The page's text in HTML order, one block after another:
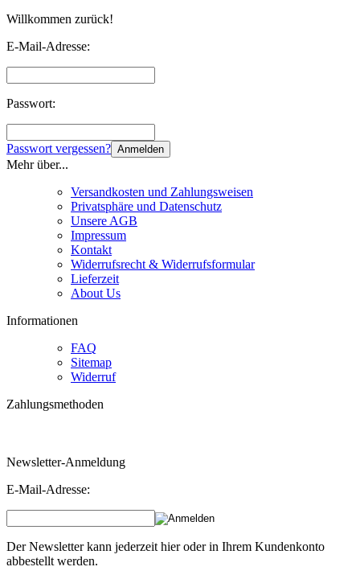
Willkommen zurück!
E-Mail-Adresse:
Passwort:
Passwort vergessen? Anmelden
Mehr über...
Versandkosten und Zahlungsweisen
Privatsphäre und Datenschutz
Unsere AGB
Impressum
Kontakt
Widerrufsrecht & Widerrufsformular
Lieferzeit
About Us
Informationen
FAQ
Sitemap
Widerruf
Zahlungsmethoden
Newsletter-Anmeldung
E-Mail-Adresse:
Der Newsletter kann jederzeit hier oder in Ihrem Kundenkonto
abbestellt werden.